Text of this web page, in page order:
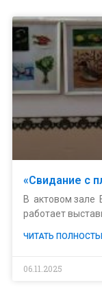
«Свидание с
В актовом зале
работает
ЧИТАТЬ
06.11.2025